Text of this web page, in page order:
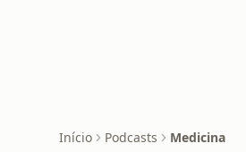
Início Podcasts Medicina